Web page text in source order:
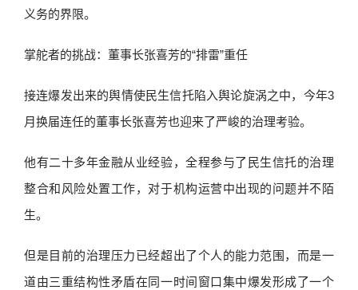
义务的界限。
掌舵者的挑战：董事长张喜芳的“排雷”重任
接连爆发出来的舆情使民生信托陷入舆论旋涡之中，今年3
月换届连任的董事长张喜芳也迎来了严峻的治理考验。
他有二十多年金融从业经验，全程参与了民生信托的治理
整合和风险处置工作，对于机构运营中出现的问题并不陌
生。
但是目前的治理压力已经超出了个人的能力范围，而是一
道由三重结构性矛盾在同一时间窗口集中爆发形成了一个